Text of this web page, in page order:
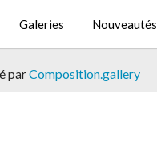
Galeries Nouveautés
parComposition.gallery